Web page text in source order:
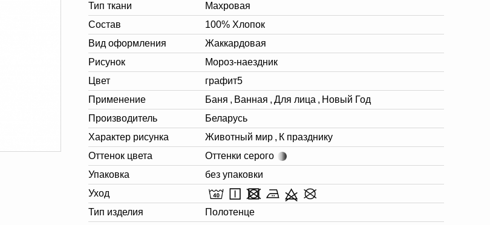
Тип ткани
Махровая
Состав
100% Хлопок
Вид оформления
Жаккардовая
Рисунок
Мороз-наездник
Цвет
графит5
Применение
Баня , Ванная , Для лица , Новый Год
Производитель
Беларусь
Характер рисунка
Животный мир , К празднику
Оттенок цвета
Оттенки серого
Упаковка
без упаковки
Уход
Тип изделия
Полотенце